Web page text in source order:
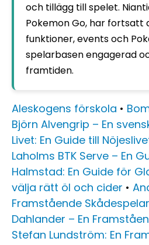
och tillägg till spelet.
Pokemon Go, har
funktioner, events och
spelarbasen engagerad
framtiden.
Aleskogens förskola •
Björn Alvengrip – En
Livet: En Guide till
Laholms BTK Serve – En
Halmstad: En Guide för
välja rätt öl och cider •
Framstående
Dahlander – En
Stefan Lundström: En